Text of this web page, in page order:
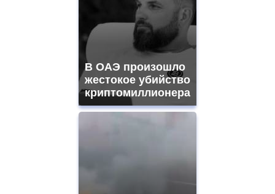
В ОАЭ произошло
жестокое убийство
криптомиллионера